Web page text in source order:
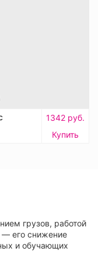
1342 руб.
Купить
грузов, работой
— его снижение
и обучающих